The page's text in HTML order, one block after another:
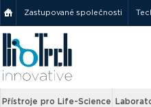
Zastupované společnosti
Přístroje pro Life-Science